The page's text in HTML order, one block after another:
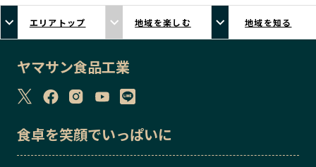
エリアから探す
北海道エリア
青森エリア
岩手エリア
福島エリア
埼玉エリア
エリアトップ 地域を楽しむ 地域を知る
ヤマサン食品工業
食卓を笑顔でいっぱいに